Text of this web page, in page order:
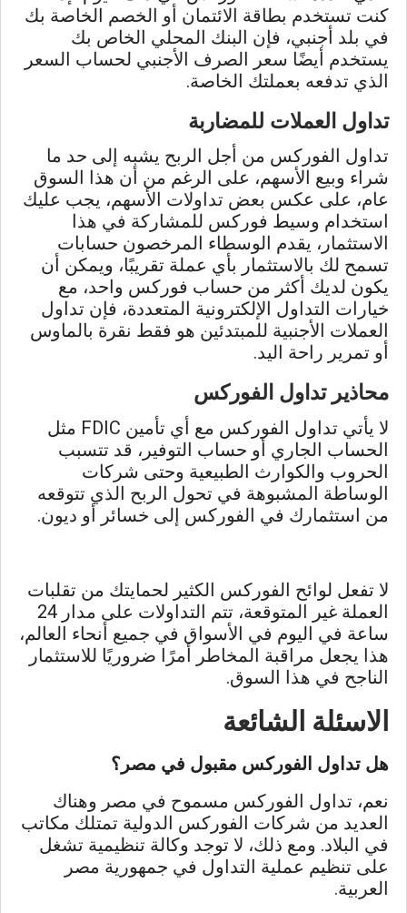
كنت تستخدم بطاقة الائتمان أو الخصم الخاصة بك
في بلد أجنبي، فإن البنك المحلي الخاص بك
يستخدم أيضًا سعر الصرف الأجنبي لحساب السعر
الذي تدفعه بعملتك الخاصة.
تداول العملات للمضاربة
تداول الفوركس من أجل الربح يشبه إلى حد ما
شراء وبيع الأسهم، على الرغم من أن هذا السوق
عام، على عكس بعض تداولات الأسهم، يجب عليك
استخدام وسيط فوركس للمشاركة في هذا
الاستثمار، يقدم الوسطاء المرخصون حسابات
تسمح لك بالاستثمار بأي عملة تقريبًا، ويمكن أن
يكون لديك أكثر من حساب فوركس واحد، مع
خيارات التداول الإلكترونية المتعددة، فإن تداول
العملات الأجنبية للمبتدئين هو فقط نقرة بالماوس
أو تمرير راحة اليد.
محاذير تداول الفوركس
لا يأتي تداول الفوركس مع أي تأمين FDIC مثل
الحساب الجاري أو حساب التوفير، قد تتسبب
الحروب والكوارث الطبيعية وحتى شركات
الوساطة المشبوهة في تحول الربح الذي تتوقعه
من استثمارك في الفوركس إلى خسائر أو ديون.
لا تفعل لوائح الفوركس الكثير لحمايتك من تقلبات
العملة غير المتوقعة، تتم التداولات على مدار 24
ساعة في اليوم في الأسواق في جميع أنحاء العالم،
هذا يجعل مراقبة المخاطر أمرًا ضروريًا للاستثمار
الناجح في هذا السوق.
الاسئلة الشائعة
هل تداول الفوركس مقبول في مصر؟
نعم، تداول الفوركس مسموح في مصر وهناك
العديد من شركات الفوركس الدولية تمتلك مكاتب
في البلاد. ومع ذلك، لا توجد وكالة تنظيمية تشغل
على تنظيم عملية التداول في جمهورية مصر
العربية.